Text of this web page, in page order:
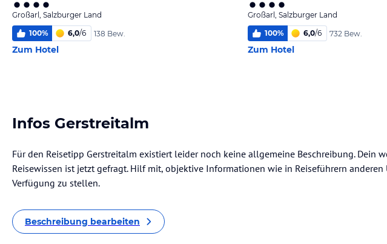
Großarl, Salzburger Land
100% 6,0/6 138 Bew.
Zum Hotel
Großarl, Salzburger Land
100% 6,0/6 732 Bew.
Zum Hotel
Infos Gerstreitalm
Für den Reisetipp Gerstreitalm existiert leider noch keine allgemeine Beschreibung. Dein
Reisewissen ist jetzt gefragt. Hilf mit, objektive Informationen wie in Reiseführern anderen
Verfügung zu stellen.
Beschreibung bearbeiten